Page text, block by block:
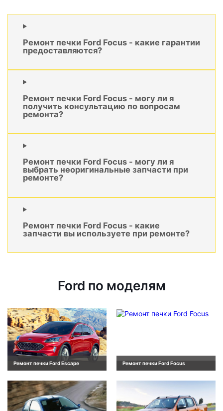
Ремонт печки Ford Focus - какие гарантии
предоставляются?
Ремонт печки Ford Focus - могу ли я
получить консультацию по вопросам
ремонта?
Ремонт печки Ford Focus - могу ли я
выбрать неоригинальные запчасти при
ремонте?
Ремонт печки Ford Focus - какие
запчасти вы используете при ремонте?
Ford по моделям
Ремонт печки Ford Escape Ремонт печки Ford Focus